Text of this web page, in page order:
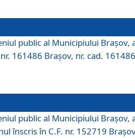
public al Municipiului Braşov,
161486 Brașov, nr. cad.
public al Municipiului Braşov,
înscris în C.F. nr. 152719